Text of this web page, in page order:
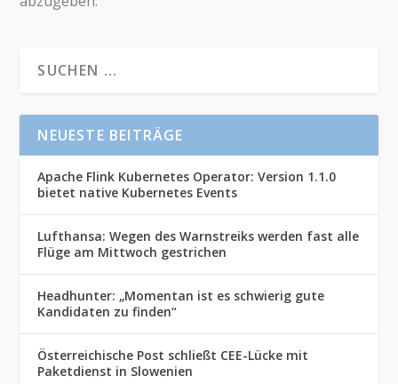
NEUESTE BEITRÄGE
Apache Flink Kubernetes Operator: Version 1.1.0
bietet native Kubernetes Events
Lufthansa: Wegen des Warnstreiks werden fast alle
Flüge am Mittwoch gestrichen
Headhunter: „Momentan ist es schwierig gute
Kandidaten zu finden“
Österreichische Post schließt CEE-Lücke mit
Paketdienst in Slowenien